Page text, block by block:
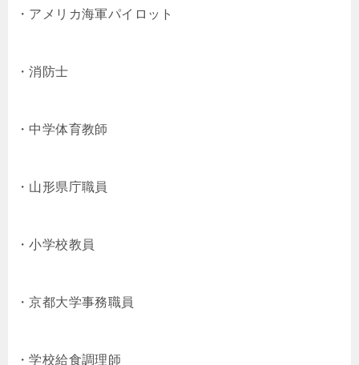
・アメリカ海軍パイロット
・消防士
・中学体育教師
・山形県庁職員
・小学校教員
・京都大学事務職員
・学校給食調理師